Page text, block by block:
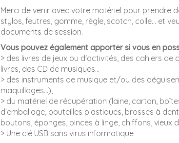
Merci de venir avec votre matériel pour prendre
stylos, feutres, gomme, règle, scotch, colle… et
documents de session.
Vous pouvez également apporter si vous en
> des livres de jeux ou d'activités, des cahiers
livres, des CD de musiques…
> des instruments de musique et/ou des
maquillages...),
> du matériel de récupération (laine, carton,
d’emballage, bouteilles plastiques, brosses à
boutons, éponges, pinces à linge, chiffons, vieux
> Une clé USB sans virus informatique